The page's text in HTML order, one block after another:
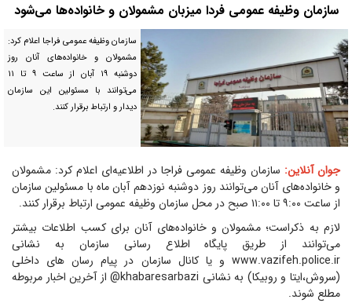
سازمان وظیفه عمومی فردا میزبان مشمولان و خانواده‌ها می‌شود
سازمان وظیفه عمومی فراجا اعلام کرد:
مشمولان و خانواده‌های آنان روز
دوشنبه ۱۹ آبان از ساعت ۹ تا ۱۱
می‌توانند با مسئولین این سازمان
دیدار و ارتباط برقرار کنند.
جوان آنلاین: سازمان وظیفه عمومی فراجا در اطلاعیه‌ای اعلام کرد: مشمولان
و خانواده‌های آنان می‌توانند روز دوشنبه نوزدهم آبان ماه با مسئولین سازمان
از ساعت ۹:۰۰ تا ۱۱:۰۰ صبح در محل سازمان وظیفه عمومی ارتباط برقرار کنند.
لازم به ذکراست؛ مشمولان و خانواده‌های آنان برای کسب اطلاعات بیشتر
می‌توانند از طریق پایگاه اطلاع رسانی سازمان به نشانی
www.vazifeh.police.ir و یا کانال سازمان در پیام رسان های داخلی
(سروش،ایتا و روبیکا) به نشانی khabaresarbazi@ از آخرین اخبار مربوطه
مطلع شوند.